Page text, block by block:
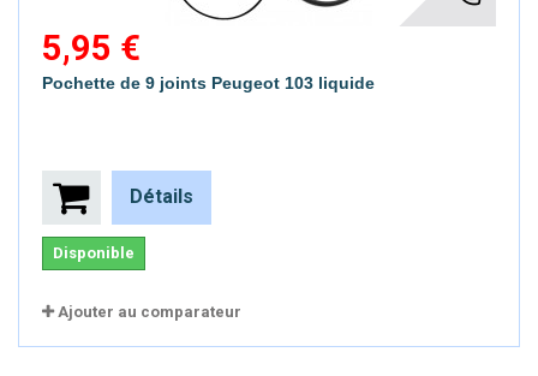
5,95 €
Pochette de 9 joints Peugeot 103 liquide
Détails
Disponible
Ajouter au comparateur